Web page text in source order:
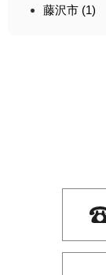
藤沢市 (1)